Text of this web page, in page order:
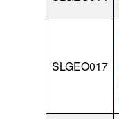
SLGEO017